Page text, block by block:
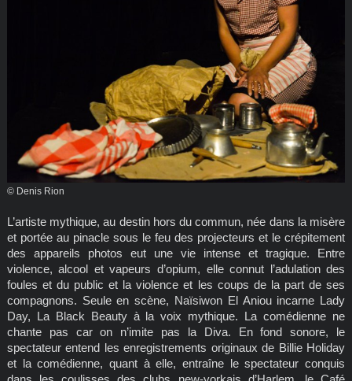
© Denis Rion
L’artiste mythique, au destin hors du commun, née dans la misère
et portée au pinacle sous le feu des projecteurs et le crépitement
des appareils photos eut une vie intense et tragique. Entre
violence, alcool et vapeurs d’opium, elle connut l’adulation des
foules et du public et la violence et les coups de la part de ses
compagnons. Seule en scène, Naïsiwon El Aniou incarne Lady
Day, La Black Beauty à la voix mythique. La comédienne ne
chante pas car on n’imite pas la Diva. En fond sonore, le
spectateur entend les enregistrements originaux de Billie Holiday
et la comédienne, quant à elle, entraîne le spectateur conquis